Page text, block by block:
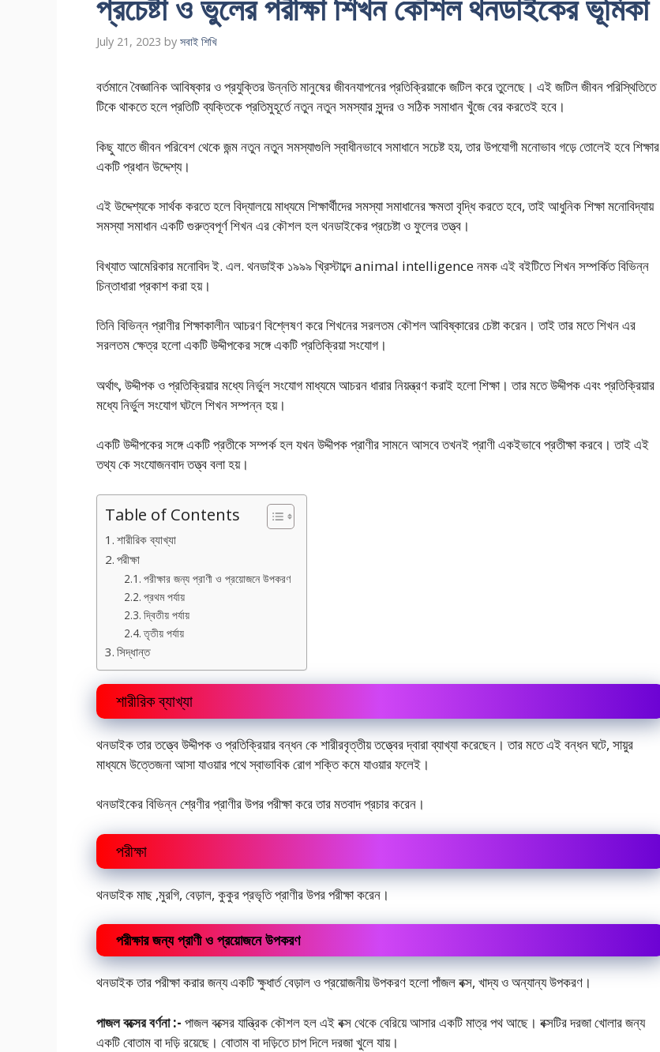
July 21, 2023 by সবাই শিখি
বর্তমানে বৈজ্ঞানিক আবিষ্কার ও প্রযুক্তির উন্নতি মানুষের জীবনযাপনের প্রতিক্রিয়াকে জটিল করে তুলেছে। এই জটিল জীবন পরিস্থিতিতে
টিকে থাকতে হলে প্রতিটি ব্যক্তিকে প্রতিমুহূর্তে নতুন নতুন সমস্যার সুন্দর ও সঠিক সমাধান খুঁজে বের করতেই হবে।
কিছু যাতে জীবন পরিবেশ থেকে জন্ম নতুন নতুন সমস্যাগুলি স্বাধীনভাবে সমাধানে সচেষ্ট হয়, তার উপযোগী মনোভাব গড়ে তোলেই হবে শিক্ষার
একটি প্রধান উদ্দেশ্য।
এই উদ্দেশ্যকে সার্থক করতে হলে বিদ্যালয়ে মাধ্যমে শিক্ষার্থীদের সমস্যা সমাধানের ক্ষমতা বৃদ্ধি করতে হবে, তাই আধুনিক শিক্ষা মনোবিদ্যায়
সমস্যা সমাধান একটি গুরুত্বপূর্ণ শিখন এর কৌশল হল থনডাইকের প্রচেষ্টা ও ফুলের তত্ত্ব।
বিখ্যাত আমেরিকার মনোবিদ ই. এল. থনডাইক ১৯৯৯ খ্রিস্টাব্দে animal intelligence নমক এই বইটিতে শিখন সম্পর্কিত বিভিন্ন
চিন্তাধারা প্রকাশ করা হয়।
তিনি বিভিন্ন প্রাণীর শিক্ষাকালীন আচরণ বিশ্লেষণ করে শিখনের সরলতম কৌশল আবিষ্কারের চেষ্টা করেন। তাই তার মতে শিখন এর
সরলতম ক্ষেত্র হলো একটি উদ্দীপকের সঙ্গে একটি প্রতিক্রিয়া সংযোগ।
অর্থাৎ, উদ্দীপক ও প্রতিক্রিয়ার মধ্যে নির্ভুল সংযোগ মাধ্যমে আচরন ধারার নিয়ন্ত্রণ করাই হলো শিক্ষা। তার মতে উদ্দীপক এবং প্রতিক্রিয়ার
মধ্যে নির্ভুল সংযোগ ঘটলে শিখন সম্পন্ন হয়।
একটি উদ্দীপকের সঙ্গে একটি প্রতীকে সম্পর্ক হল যখন উদ্দীপক প্রাণীর সামনে আসবে তখনই প্রাণী একইভাবে প্রতীক্ষা করবে। তাই এই
তথ্য কে সংযোজনবাদ তত্ত্ব বলা হয়।
Table of Contents
শারীরিক ব্যাখ্যা
পরীক্ষা
পরীক্ষার জন্য প্রাণী ও প্রয়োজনে উপকরণ
প্রথম পর্যায়
দ্বিতীয় পর্যায়
তৃতীয় পর্যায়
সিদ্ধান্ত
শারীরিক ব্যাখ্যা
থনডাইক তার তত্ত্বে উদ্দীপক ও প্রতিক্রিয়ার বন্ধন কে শারীরবৃত্তীয় তত্ত্বের দ্বারা ব্যাখ্যা করেছেন। তার মতে এই বন্ধন ঘটে, সায়ুর
মাধ্যমে উত্তেজনা আসা যাওয়ার পথে স্বাভাবিক রোগ শক্তি কমে যাওয়ার ফলেই।
থনডাইকের বিভিন্ন শ্রেণীর প্রাণীর উপর পরীক্ষা করে তার মতবাদ প্রচার করেন।
পরীক্ষা
থনডাইক মাছ ,মুরগি, বেড়াল, কুকুর প্রভৃতি প্রাণীর উপর পরীক্ষা করেন।
পরীক্ষার জন্য প্রাণী ও প্রয়োজনে উপকরণ
থনডাইক তার পরীক্ষা করার জন্য একটি ক্ষুধার্ত বেড়াল ও প্রয়োজনীয় উপকরণ হলো পাঁজল বক্স, খাদ্য ও অন্যান্য উপকরণ।
পাজল বক্সের বর্ণনা :- পাজল বক্সের যান্ত্রিক কৌশল হল এই বক্স থেকে বেরিয়ে আসার একটি মাত্র পথ আছে। বক্সটির দরজা খোলার জন্য
একটি বোতাম বা দড়ি রয়েছে। বোতাম বা দড়িতে চাপ দিলে দরজা খুলে যায়।